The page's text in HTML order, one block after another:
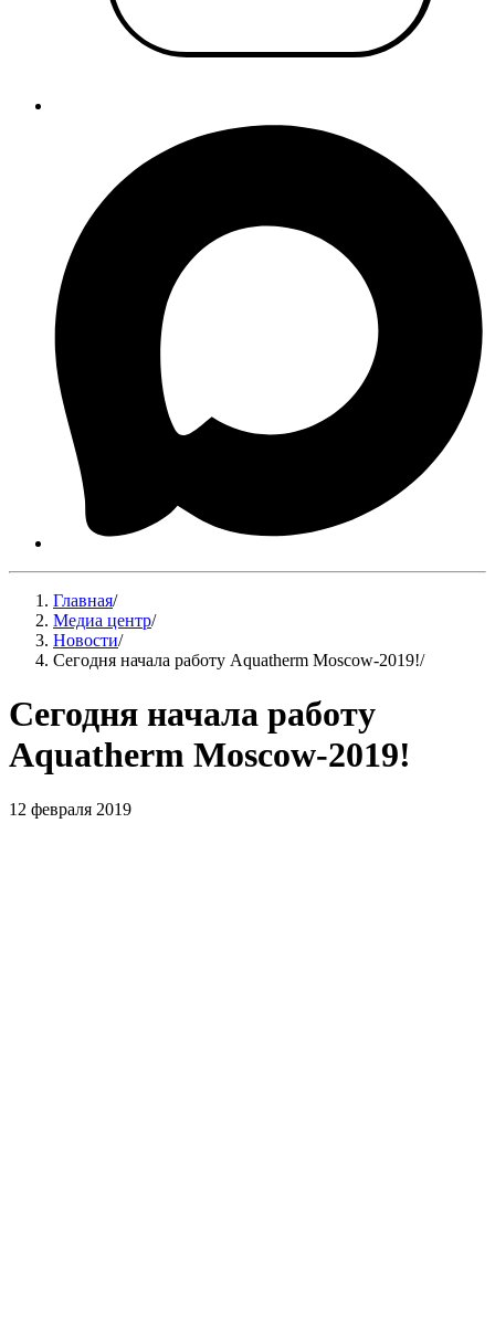
Главная/
Медиа центр/
Новости/
Сегодня начала работу Aquatherm Moscow-2019!/
Сегодня начала работу
Aquatherm Moscow-2019!
12 февраля 2019